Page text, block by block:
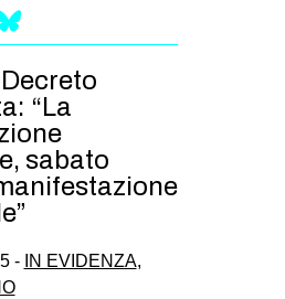
“La
sabato
- IN EVIDENZA,